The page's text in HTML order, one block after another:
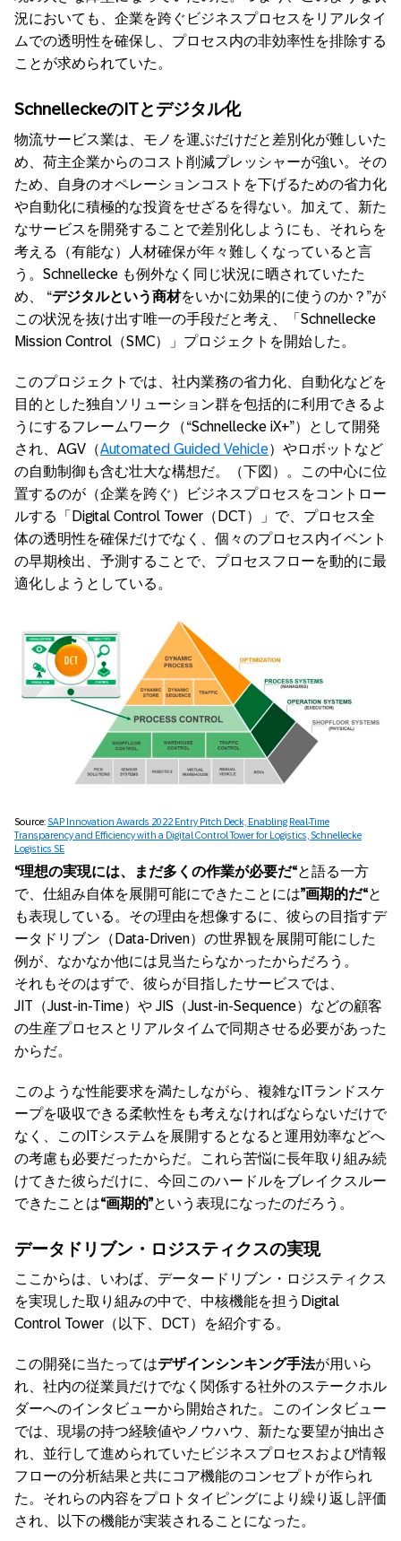
況においても、企業を跨ぐビジネスプロセスをリアルタイ
ムでの透明性を確保し、プロセス内の非効率性を排除する
ことが求められていた。
SchnelleckeのITとデジタル化
物流サービス業は、モノを運ぶだけだと差別化が難しいた
め、荷主企業からのコスト削減プレッシャーが強い。その
ため、自身のオペレーションコストを下げるための省力化
や自動化に積極的な投資をせざるを得ない。加えて、新た
なサービスを開発することで差別化しようにも、それらを
考える（有能な）人材確保が年々難しくなっていると言
う。Schnellecke も例外なく同じ状況に晒されていたた
め、 “デジタルという商材をいかに効果的に使うのか？”が
この状況を抜け出す唯一の手段だと考え、「Schnellecke
Mission Control（SMC）」プロジェクトを開始した。
このプロジェクトでは、社内業務の省力化、自動化などを
目的とした独自ソリューション群を包括的に利用できるよ
うにするフレームワーク（“Schnellecke iX+”）として開発
され、AGV（Automated Guided Vehicle）やロボットなど
の自動制御も含む壮大な構想だ。（下図）。この中心に位
置するのが（企業を跨ぐ）ビジネスプロセスをコントロー
ルする「Digital Control Tower（DCT）」で、プロセス全
体の透明性を確保だけでなく、個々のプロセス内イベント
の早期検出、予測することで、プロセスフローを動的に最
適化しようとしている。
Source: SAP Innovation Awards 2022 Entry Pitch Deck, Enabling Real-Time
Transparency and Efficiency with a Digital Control Tower for Logistics, Schnellecke
Logistics SE
“理想の実現には、まだ多くの作業が必要だ“と語る一方
で、仕組み自体を展開可能にできたことには”画期的だ“と
も表現している。その理由を想像するに、彼らの目指すデ
ータドリブン（Data-Driven）の世界観を展開可能にした
例が、なかなか他には見当たらなかったからだろう。
それもそのはずで、彼らが目指したサービスでは、
JIT（Just-in-Time）や JIS（Just-in-Sequence）などの顧客
の生産プロセスとリアルタイムで同期させる必要があった
からだ。
このような性能要求を満たしながら、複雑なITランドスケ
ープを吸収できる柔軟性をも考えなければならないだけで
なく、このITシステムを展開するとなると運用効率などへ
の考慮も必要だったからだ。これら苦悩に長年取り組み続
けてきた彼らだけに、今回このハードルをブレイクスルー
できたことは“画期的”という表現になったのだろう。
データドリブン・ロジスティクスの実現
ここからは、いわば、データードリブン・ロジスティクス
を実現した取り組みの中で、中核機能を担うDigital
Control Tower（以下、DCT）を紹介する。
この開発に当たってはデザインシンキング手法が用いら
れ、社内の従業員だけでなく関係する社外のステークホル
ダーへのインタビューから開始された。このインタビュー
では、現場の持つ経験値やノウハウ、新たな要望が抽出さ
れ、並行して進められていたビジネスプロセスおよび情報
フローの分析結果と共にコア機能のコンセプトが作られ
た。それらの内容をプロトタイピングにより繰り返し評価
され、以下の機能が実装されることになった。